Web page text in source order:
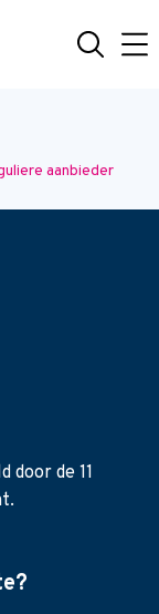
aanbieder
door de 11